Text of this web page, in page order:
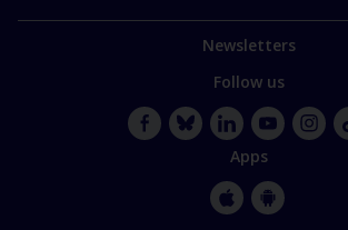
Newsletters
Follow us
LinkedInYouTube
Apps